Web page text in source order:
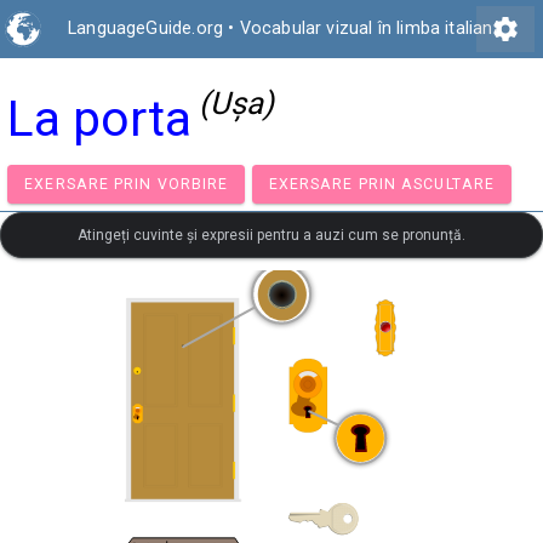
LanguageGuide.org • Vocabular vizual în limba italianăsettings
La porta (Ușa)
EXERSARE PRIN VORBIRE EXERSARE PRIN
Atingeți cuvinte și expresii pentru a auzi cum se pronunță.